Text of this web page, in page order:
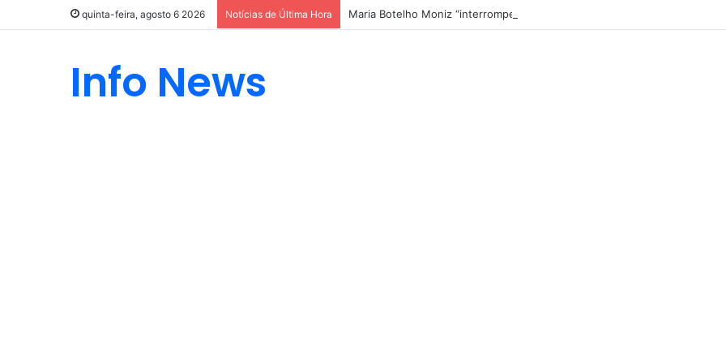
quinta-feira, agosto 6 2026 Notícias de Última Hora Maria Botelho Moniz “interrompe” confessionário
Info News